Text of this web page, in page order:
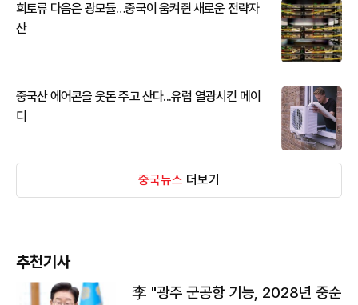
희토류 다음은 광모듈…중국이 움켜쥔 새로운 전략자
산
중국산 에어콘을 웃돈 주고 산다...유럽 열광시킨 메이
디
중국뉴스 더보기
추천기사
李 "광주 군공항 기능, 2028년 중순